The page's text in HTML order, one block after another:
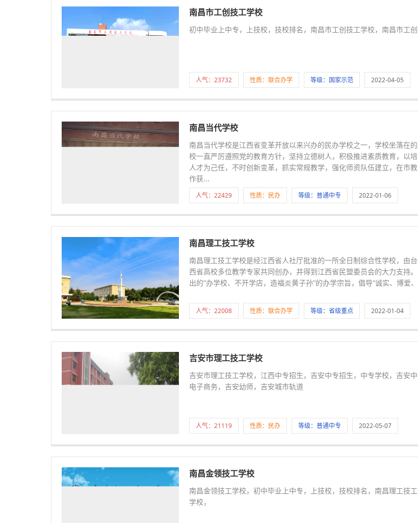
南昌市工创技工学校
初中毕业上中专，上技校，技校排名，南昌市工创技工学校，南昌市工
人气：23732 性质：联合办学 等级：国家示范 2022-04-05
南昌当代学校
南昌当代学校是江西省变革开放以来兴办的民办学校之一，学校坐落在
校一直严厉遵照党的教育方针，坚持立德树人，积极推进素质教育，以
人才为己任，不时创新变革，抓实常规教学，强化师资队伍建立，在市
作获...
人气：22429 性质：民办 等级：普通中专 2022-01-06
南昌理工技工学校
南昌理工技工学校是经江西省人社厅批准的一所全日制综合性学校，由
西省高校多位教学专家共同创办，并得到江西省民盟委员会的大力支持
出的“办学校、不开学店，造福炎黄子孙”的办学宗旨，倡导“诚实、博爱
人气：22008 性质：联合办学 等级：省级重点 2022-01-04
吉安市理工技工学校
吉安市理工技工学校，江西中专招生，吉安中专招生，中专学校，吉安
电子商务，吉安幼师，吉安城市轨道
人气：21119 性质：民办 等级：普通中专 2022-05-07
南昌金领技工学校
南昌金领技工学校，初中毕业上中专，上技校，技校排名，南昌理工技
学校，